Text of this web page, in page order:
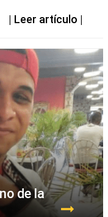
Leer artículo
de la